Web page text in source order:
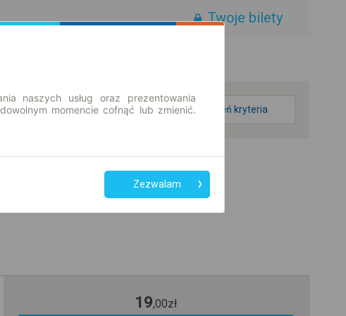
Twoje bilety
zmień kryteria
19,00zł
naszych usług oraz prezentowania
momencie cofnąć lub zmienić.
Zezwalam